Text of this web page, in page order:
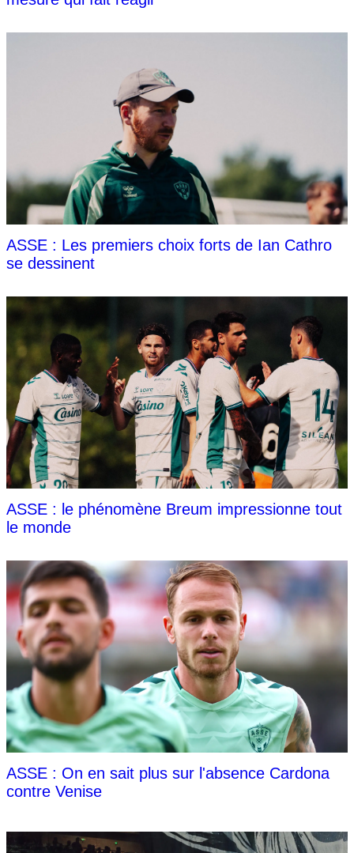
ASSE : Les premiers choix forts de Ian Cathro
se dessinent
ASSE : le phénomène Breum impressionne tout
le monde
ASSE : On en sait plus sur l'absence Cardona
contre Venise